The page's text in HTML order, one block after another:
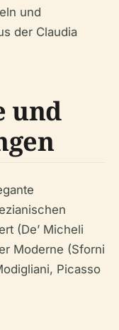
und
der Claudia
und
(De’ Micheli
Moderne (Sforni
Picasso